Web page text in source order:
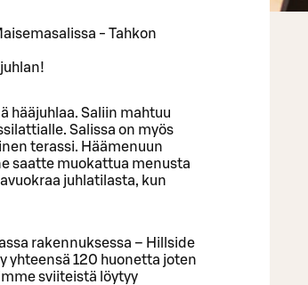
- Tahkon
hääjuhlaa. Saliin mahtuu
Salissa on myös
terassi. Häämenuun
saatte muokattua menusta
juhlatilasta, kun
rakennuksessa – Hillside
yhteensä 120 huonetta joten
sviiteistä löytyy